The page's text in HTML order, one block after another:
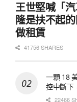
王世堅喊「
隆是扶不起
做租賃
41756 SHARES
一顆 18
控中斷下
22466